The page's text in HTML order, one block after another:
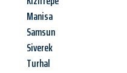
Manisa
Samsun
Siverek
Turhal